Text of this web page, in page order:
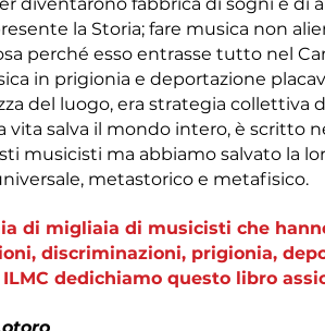
la Storia; fare musica non
perché esso entrasse tutto nel
in prigionia e deportazione
del luogo, era strategia collettiva
vita salva il mondo intero, è scritto
musicisti ma abbiamo salvato la
metastorico e metafisico.
di migliaia di musicisti che
discriminazioni, prigionia,
dedichiamo questo libro